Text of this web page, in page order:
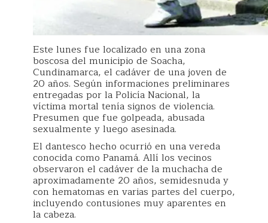
Este lunes fue localizado en una zona
boscosa del municipio de Soacha,
Cundinamarca, el cadáver de una joven de
20 años. Según informaciones preliminares
entregadas por la Policía Nacional, la
víctima mortal tenía signos de violencia.
Presumen que fue golpeada, abusada
sexualmente y luego asesinada.
El dantesco hecho ocurrió en una vereda
conocida como Panamá. Allí los vecinos
observaron el cadáver de la muchacha de
aproximadamente 20 años, semidesnuda y
con hematomas en varias partes del cuerpo,
incluyendo contusiones muy aparentes en
la cabeza.